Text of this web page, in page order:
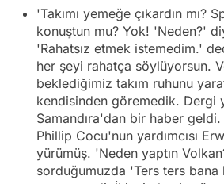
'Takımı yemeğe çıkardın mı?
konuştun mu? Yok! 'Neden?'
'Rahatsız etmek istemedim.'
her şeyi rahatça söylüyorsun.
beklediğimiz takım ruhunu
kendisinden göremedik. Dergi
Samandıra'dan bir haber
Phillip Cocu'nun yardımcısı
yürümüş. 'Neden yaptın
sorduğumuzda 'Ters ters bana